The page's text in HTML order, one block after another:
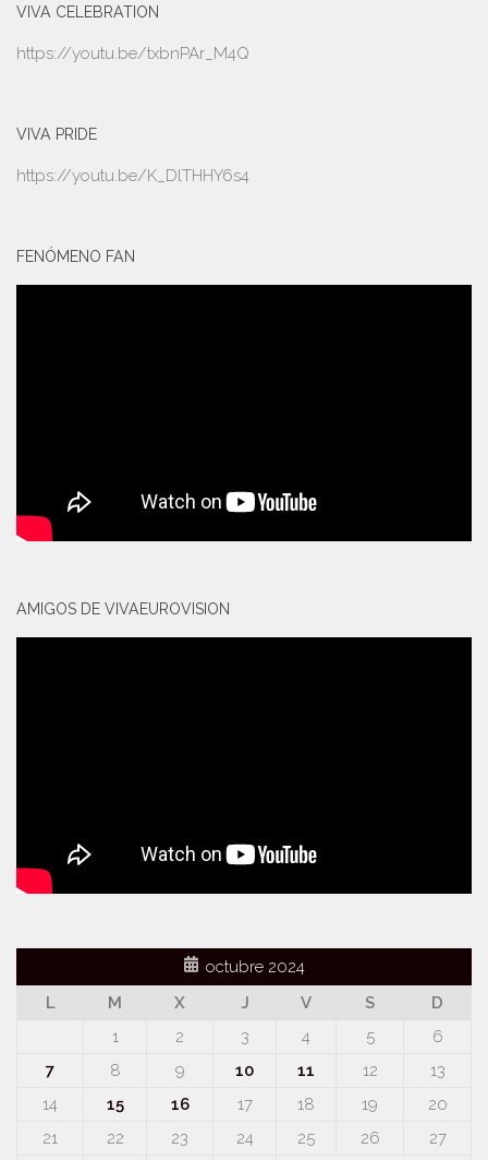
VIVA CELEBRATION
https://youtu.be/txbnPAr_M4Q
VIVA PRIDE
https://youtu.be/K_DlTHHY6s4
FENÓMENO FAN
AMIGOS DE VIVAEUROVISION
octubre 2024
L
M X J V S
D
1
2 3 4 5
6
7
8 9 10 11 12
13
14
15 16 17 18 19
20
21
22 23 24 25 26
27